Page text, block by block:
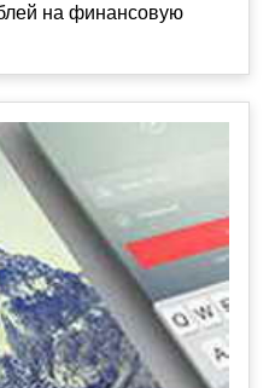
на финансовую